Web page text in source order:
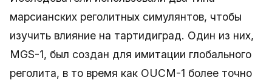
марсианских реголитных симулянтов, чтобы
изучить влияние на тартидиград. Один из них,
MGS-1, был создан для имитации глобального
реголита, в то время как OUCM-1 более точно